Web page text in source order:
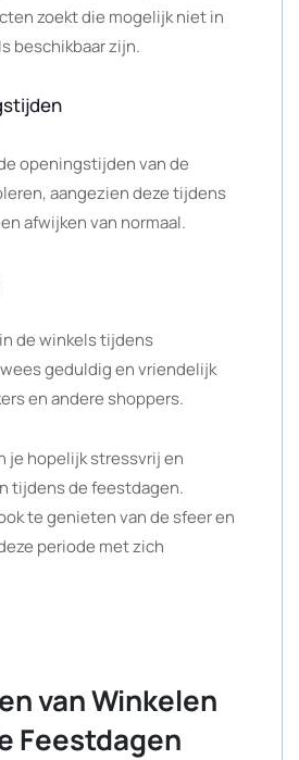
zoekt die mogelijk niet in
beschikbaar zijn.
openingstijden van de
aangezien deze tijdens
afwijken van normaal.
de winkels tijdens
geduldig en vriendelijk
en andere shoppers.
je hopelijk stressvrij en
tijdens de feestdagen.
te genieten van de sfeer en
periode met zich
van Winkelen
Feestdagen